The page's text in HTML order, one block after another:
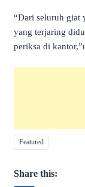
“Dari seluruh giat
yang terjaring
periksa di
Featured
Share this: